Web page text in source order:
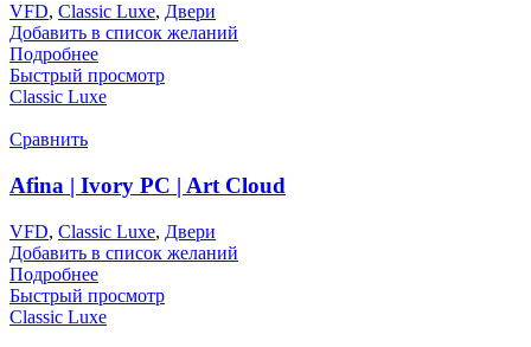
VFD, Classic Luxe, Двери
Добавить в список желаний
Подробнее
Быстрый просмотр
Classic Luxe
Сравнить
Afina | Ivory PC | Art Cloud
VFD, Classic Luxe, Двери
Добавить в список желаний
Подробнее
Быстрый просмотр
Classic Luxe